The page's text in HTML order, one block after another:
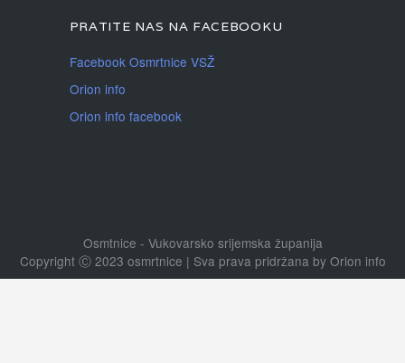
PRATITE NAS NA FACEBOOKU
Facebook Osmrtnice VSŽ
Orion info
Orion info facebook
Osmtnice - Vukovarsko srijemska županija
Copyright Ⓒ 2023 osmrtnice | Sva prava pridržana by Orion info